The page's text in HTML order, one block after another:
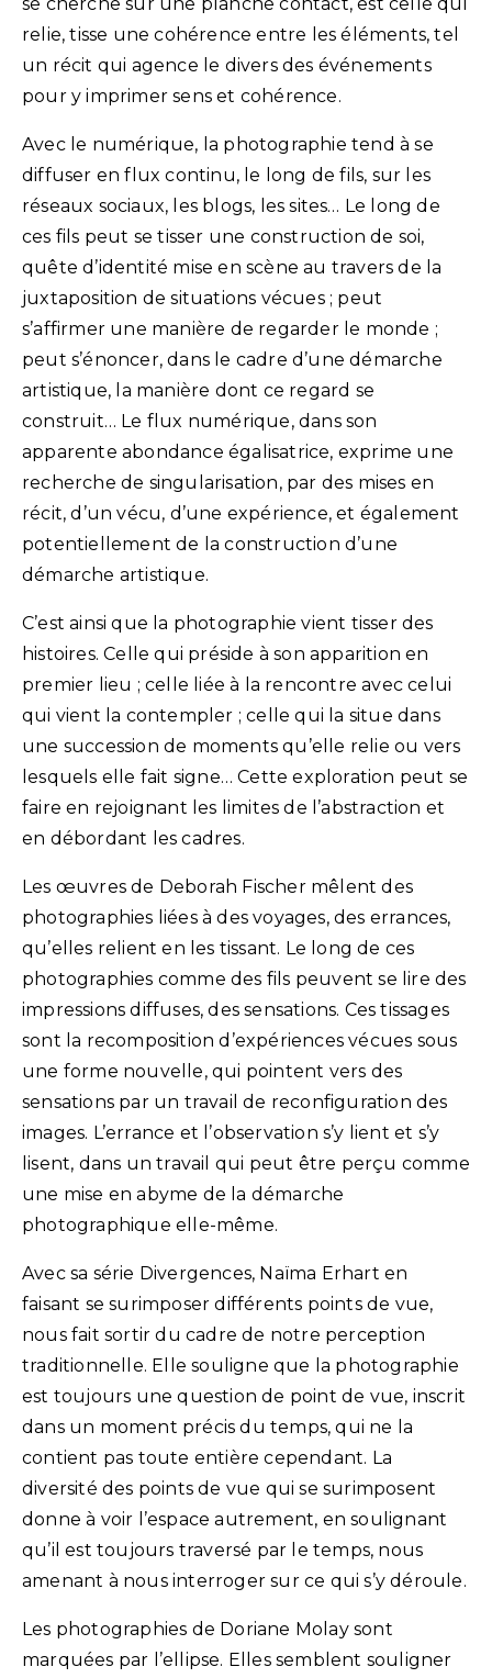
relie, tisse une cohérence entre les éléments, tel
un récit qui agence le divers des événements
pour y imprimer sens et cohérence.
Avec le numérique, la photographie tend à se
diffuser en flux continu, le long de fils, sur les
réseaux sociaux, les blogs, les sites… Le long de
ces fils peut se tisser une construction de soi,
quête d’identité mise en scène au travers de la
juxtaposition de situations vécues ; peut
s’affirmer une manière de regarder le monde ;
peut s’énoncer, dans le cadre d’une démarche
artistique, la manière dont ce regard se
construit… Le flux numérique, dans son
apparente abondance égalisatrice, exprime une
recherche de singularisation, par des mises en
récit, d’un vécu, d’une expérience, et également
potentiellement de la construction d’une
démarche artistique.
C’est ainsi que la photographie vient tisser des
histoires. Celle qui préside à son apparition en
premier lieu ; celle liée à la rencontre avec celui
qui vient la contempler ; celle qui la situe dans
une succession de moments qu’elle relie ou vers
lesquels elle fait signe… Cette exploration peut se
faire en rejoignant les limites de l’abstraction et
en débordant les cadres.
Les œuvres de Deborah Fischer mêlent des
photographies liées à des voyages, des errances,
qu’elles relient en les tissant. Le long de ces
photographies comme des fils peuvent se lire des
impressions diffuses, des sensations. Ces tissages
sont la recomposition d’expériences vécues sous
une forme nouvelle, qui pointent vers des
sensations par un travail de reconfiguration des
images. L’errance et l’observation s’y lient et s’y
lisent, dans un travail qui peut être perçu comme
une mise en abyme de la démarche
photographique elle-même.
Avec sa série Divergences, Naïma Erhart en
faisant se surimposer différents points de vue,
nous fait sortir du cadre de notre perception
traditionnelle. Elle souligne que la photographie
est toujours une question de point de vue, inscrit
dans un moment précis du temps, qui ne la
contient pas toute entière cependant. La
diversité des points de vue qui se surimposent
donne à voir l’espace autrement, en soulignant
qu’il est toujours traversé par le temps, nous
amenant à nous interroger sur ce qui s’y déroule.
Les photographies de Doriane Molay sont
marquées par l’ellipse. Elles semblent souligner